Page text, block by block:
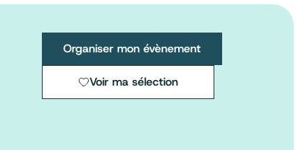
Organiser mon évènement
Voir ma sélection